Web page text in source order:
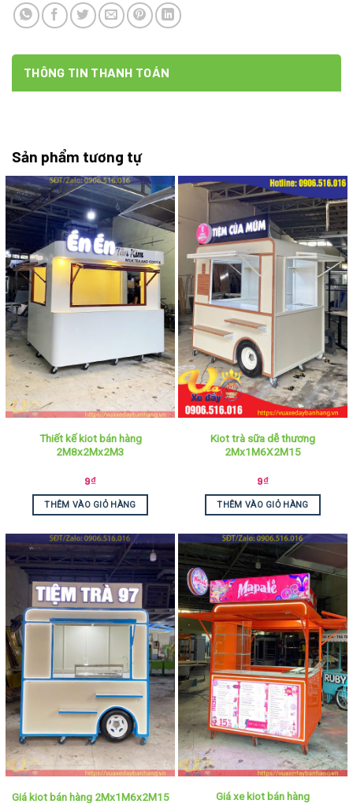
THÔNG TIN THANH TOÁN
Sản phẩm tương tự
Thiết kế kiot bán hàng
2M8x2Mx2M3
9₫
THÊM VÀO GIỎ HÀNG
Kiot trà sữa dễ thương
2Mx1M6X2M15
9₫
THÊM VÀO GIỎ HÀNG
Giá kiot bán hàng 2Mx1M6x2M15
Giá xe kiot bán hàng